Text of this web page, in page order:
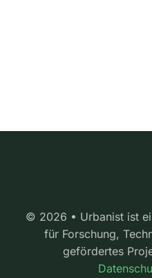
© 2026 • Urbanist ist
für Forschung,
gefördertes